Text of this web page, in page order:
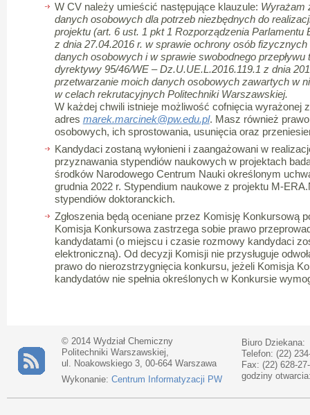
W CV należy umieścić następujące klauzule: Wyrażam
danych osobowych dla potrzeb niezbędnych do
projektu (art. 6 ust. 1 pkt 1 Rozporządzenia Parlamentu
z dnia 27.04.2016 r. w sprawie ochrony osób
danych osobowych i w sprawie swobodnego
dyrektywy 95/46/WE – Dz.U.UE.L.2016.119.1 z dnia
przetwarzanie moich danych osobowych zawartych w
w celach rekrutacyjnych Politechniki Warszawskiej.
W każdej chwili istnieje możliwość cofnięcia wyrażonej
adres marek.marcinek@pw.edu.pl. Masz również
osobowych, ich sprostowania, usunięcia oraz
Kandydaci zostaną wyłonieni i zaangażowani w
przyznawania stypendiów naukowych w projektach
środków Narodowego Centrum Nauki określonym
grudnia 2022 r. Stypendium naukowe z projektu M-
stypendiów doktoranckich.
Zgłoszenia będą oceniane przez Komisję Konkursową
Komisja Konkursowa zastrzega sobie prawo
kandydatami (o miejscu i czasie rozmowy kandydaci
elektroniczną). Od decyzji Komisji nie przysługuje
prawo do nierozstrzygnięcia konkursu, jeżeli Komisja
kandydatów nie spełnia określonych w Konkursie
© 2014 Wydział Chemiczny
Politechniki Warszawskiej,
ul. Noakowskiego 3, 00-664 Warszawa
Wykonanie: Centrum Informatyzacji PW
Biuro Dziekana:
Telefon: (22)
Fax: (22) 628-
godziny